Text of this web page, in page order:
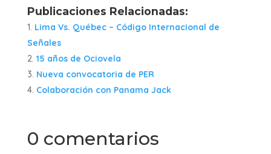
Publicaciones Relacionadas:
Lima Vs. Québec – Código Internacional de
Señales
15 años de Ociovela
Nueva convocatoria de PER
Colaboración con Panama Jack
0 comentarios